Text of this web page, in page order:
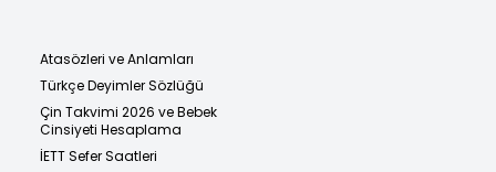
Atasözleri ve Anlamları
Türkçe Deyimler Sözlüğü
Çin Takvimi 2026 ve Bebek
Cinsiyeti Hesaplama
İETT Sefer Saatleri